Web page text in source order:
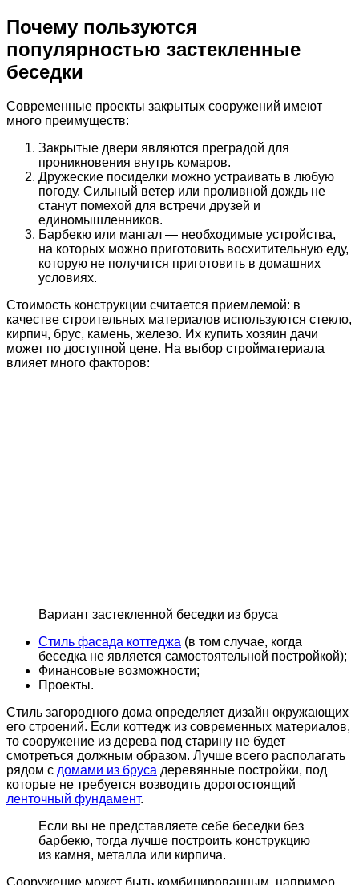
Почему пользуются
популярностью застекленные
беседки
Современные проекты закрытых сооружений имеют
много преимуществ:
Закрытые двери являются преградой для
проникновения внутрь комаров.
Дружеские посиделки можно устраивать в любую
погоду. Сильный ветер или проливной дождь не
станут помехой для встречи друзей и
единомышленников.
Барбекю или мангал — необходимые устройства,
на которых можно приготовить восхитительную еду,
которую не получится приготовить в домашних
условиях.
Стоимость конструкции считается приемлемой: в
качестве строительных материалов используются стекло,
кирпич, брус, камень, железо. Их купить хозяин дачи
может по доступной цене. На выбор стройматериала
влияет много факторов:
Вариант застекленной беседки из бруса
Стиль фасада коттеджа (в том случае, когда
беседка не является самостоятельной постройкой);
Финансовые возможности;
Проекты.
Стиль загородного дома определяет дизайн окружающих
его строений. Если коттедж из современных материалов,
то сооружение из дерева под старину не будет
смотреться должным образом. Лучше всего располагать
рядом с домами из бруса деревянные постройки, под
которые не требуется возводить дорогостоящий
ленточный фундамент.
Если вы не представляете себе беседки без
барбекю, тогда лучше построить конструкцию
из камня, металла или кирпича.
Сооружение может быть комбинированным, например,